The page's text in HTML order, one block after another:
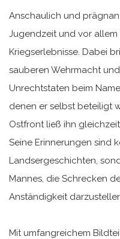
Anschaulich und
Jugendzeit und vor
Kriegserlebnisse. Dabei
sauberen Wehrmacht
Unrechtstaten beim
denen er selbst beteiligt
Ostfront ließ ihn
Seine Erinnerungen sind
Landsergeschichten,
Mannes, die Schrecken
Anständigkeit
Mit umfangreichem